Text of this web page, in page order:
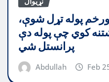
پوله تړل شوې،
کوي چې پوله دې
پرانستل شي
Abdullah Feb